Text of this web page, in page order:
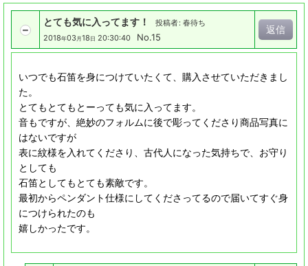
とても気に入ってます！ 投稿者: 春待ち
2018年03月18 日 20:30:40 No.15
返信
いつでも石笛を身につけていたくて、購入させていただきまし
た。
とてもとてもとーっても気に入ってます。
音もですが、絶妙のフォルムに後で彫ってくださり商品写真に
はないですが
表に紋様を入れてくださり、古代人になった気持ちで、お守り
としても
石笛としてもとても素敵です。
最初からペンダント仕様にしてくださってるので届いてすぐ身
につけられたのも
嬉しかったです。